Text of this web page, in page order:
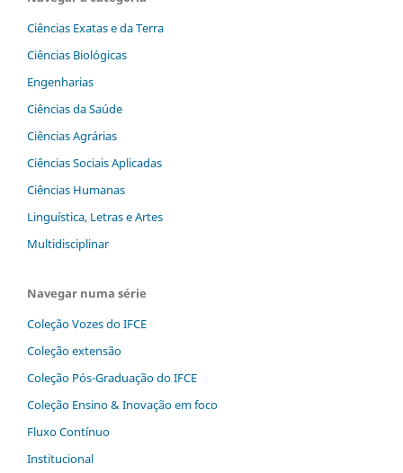
Ciências Exatas e da Terra
Ciências Biológicas
Engenharias
Ciências da Saúde
Ciências Agrárias
Ciências Sociais Aplicadas
Ciências Humanas
Linguística, Letras e Artes
Multidisciplinar
Navegar numa série
Coleção Vozes do IFCE
Coleção extensão
Coleção Pós-Graduação do IFCE
Coleção Ensino & Inovação em foco
Fluxo Contínuo
Institucional